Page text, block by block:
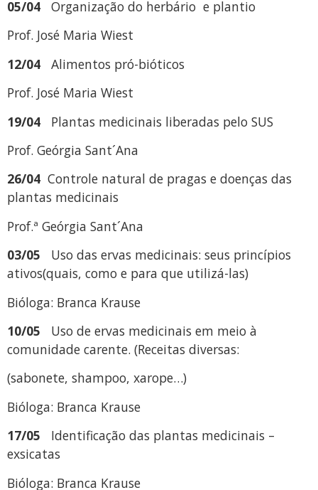
05/04 Organização do herbário e plantio
Prof. José Maria Wiest
12/04 Alimentos pró-bióticos
Prof. José Maria Wiest
19/04 Plantas medicinais liberadas pelo SUS
Prof. Geórgia Sant´Ana
26/04 Controle natural de pragas e doenças das
plantas medicinais
Prof.ª Geórgia Sant´Ana
03/05 Uso das ervas medicinais: seus princípios
ativos(quais, como e para que utilizá-las)
Bióloga: Branca Krause
10/05 Uso de ervas medicinais em meio à
comunidade carente. (Receitas diversas:
(sabonete, shampoo, xarope…)
Bióloga: Branca Krause
17/05
Identificação das plantas medicinais –
exsicatas
Bióloga: Branca Krause